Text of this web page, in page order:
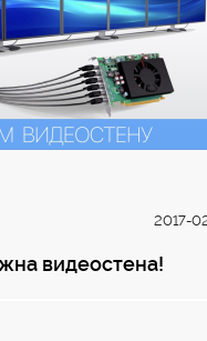
2017-
видеостена!